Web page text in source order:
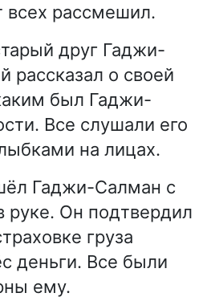
всех рассмешил.
друг Гаджи-
рассказал о своей
был Гаджи-
Все слушали его
на лицах.
Гаджи-Салман с
руке. Он подтвердил
груза
деньги. Все были
ему.